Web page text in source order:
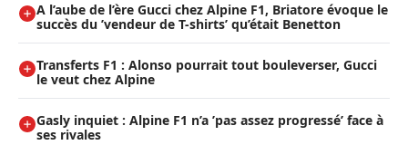
A l’aube de l’ère Gucci chez Alpine F1, Briatore évoque le
succès du ’vendeur de T-shirts’ qu’était Benetton
Transferts F1 : Alonso pourrait tout bouleverser, Gucci
le veut chez Alpine
Gasly inquiet : Alpine F1 n’a ’pas assez progressé’ face à
ses rivales